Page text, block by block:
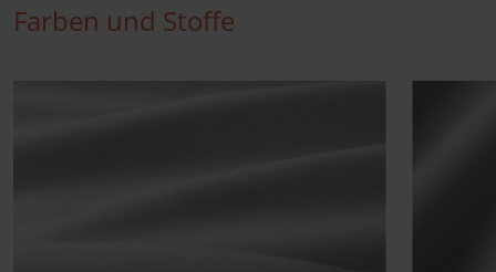
Farben und Stoffe